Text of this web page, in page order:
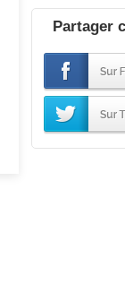
Partager